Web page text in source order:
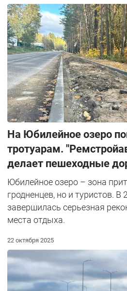
На Юбилейное озеро
тротуарам.
делает пешеходные
Юбилейное озеро – зона
гродненцев, но и туристов. В
завершилась серьезная
места отдыха.
22 октября 2025